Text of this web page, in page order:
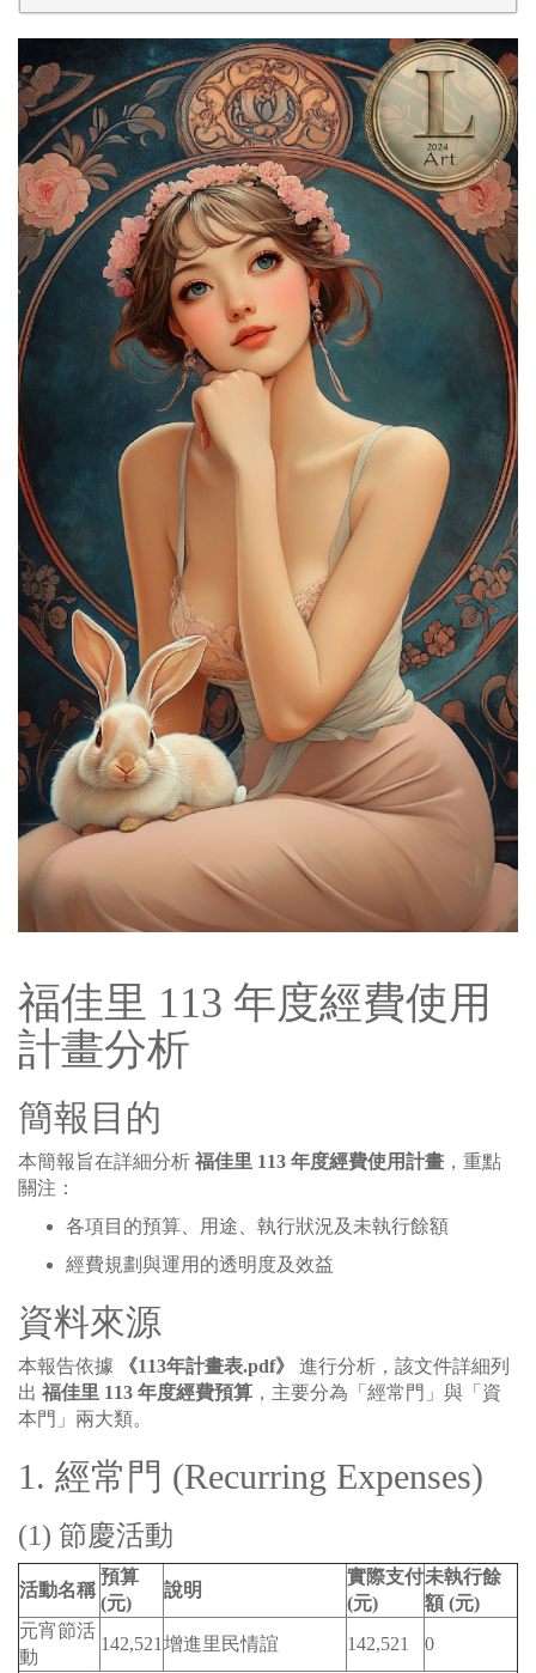
福佳里 113 年度經費使用
計畫分析
簡報目的
本簡報旨在詳細分析 福佳里 113 年度經費使用計畫 ，重點
關注：
各項目的預算、用途、執行狀況及未執行餘額
經費規劃與運用的透明度及效益
資料來源
本報告依據 《113年計畫表.pdf》
進行分析，該文件詳細列
出 福佳里 113 年度經費預算 ，主要分為「經常門」與「資
本門」兩大類。
1. 經常門 (Recurring Expenses)
(1) 節慶活動
活動名稱
預算
(元)
說明
實際支付
(元)
未執行餘
額 (元)
元宵節活
動
142,521 增進里民情誼 142,521
0